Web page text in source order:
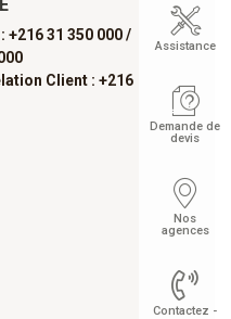
+216 31 350 000 /
Client : +216
Assistance
Demande de
devis
Nos
agences
Contactez -